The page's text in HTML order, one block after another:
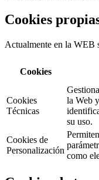
Cookies
Actualmente en la WEB
Cookies
Cookies
Técnicas
la Web
su uso.
Cookies de
Personalización
como